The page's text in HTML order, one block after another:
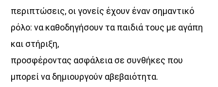
περιπτώσεις, οι γονείς έχουν έναν σημαντικό
ρόλο: να καθοδηγήσουν τα παιδιά τους με αγάπη
και στήριξη,
προσφέροντας ασφάλεια σε συνθήκες που
μπορεί να δημιουργούν αβεβαιότητα.